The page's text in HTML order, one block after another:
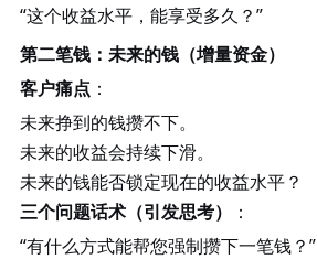
“这个收益水平，能享受多久？”
第二笔钱：未来的钱（增量资金）
客户痛点 ：
未来挣到的钱攒不下。
未来的收益会持续下滑。
未来的钱能否锁定现在的收益水平？
三个问题话术（引发思考）
：
“有什么方式能帮您强制攒下一笔钱？”